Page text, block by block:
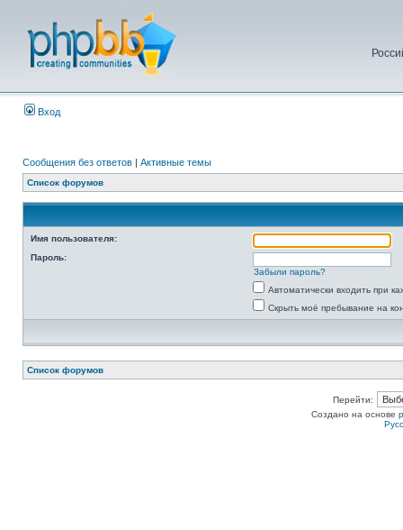
Вход
Сообщения без ответов | Активные темы
Список форумов
Имя пользователя:
Пароль:
Забыли пароль?
Автоматически входить при
Скрыть моё пребывание на
Список форумов
Перейти:
Создано на основе